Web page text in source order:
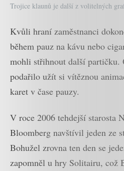
Trojice klaunů je další z volitelných
Kvůli hraní zaměstnanci
během pauz na kávu nebo
mohli střihnout další partičku.
podařilo užít si vítěznou
karet v čase pauzy.
V roce 2006 tehdejší starosta
Bloomberg navštívil jeden ze
Bohužel zrovna ten den se
zapomněl u hry Solitairu, což